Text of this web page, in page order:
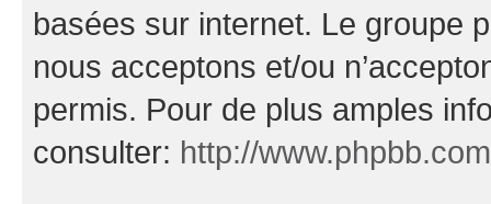
basées sur internet. Le groupe
nous acceptons et/ou
permis. Pour de plus amples
consulter: http://